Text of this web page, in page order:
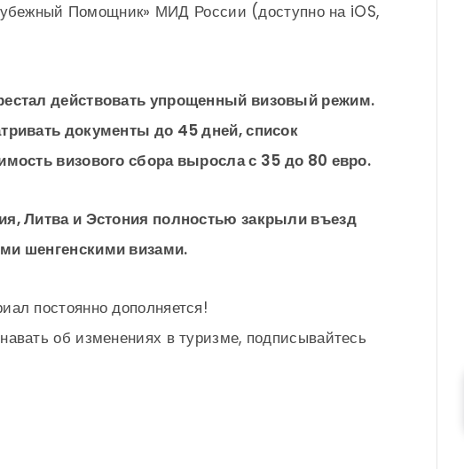
Помощник» МИД России (доступно на iOS,
действовать упрощенный визовый режим.
документы до 45 дней, список
визового сбора выросла с 35 до 80 евро.
Литва и Эстония полностью закрыли въезд
шенгенскими визами.
постоянно дополняется!
об изменениях в туризме, подписывайтесь